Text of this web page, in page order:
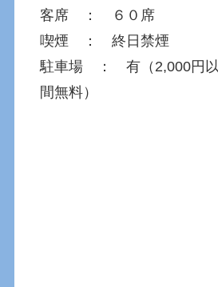
客席 ： ６０席
喫煙 ： 終日禁煙
駐車場 ： 有（2,000円以
間無料）